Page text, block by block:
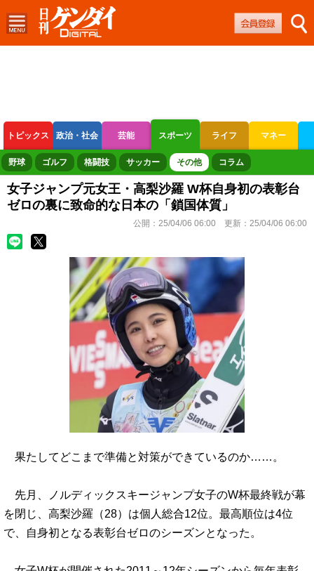
トピックス 政治・社会 芸能 スポーツ ライフ マネー
ボートレース 競輪 オートレース
野球 ゴルフ 格闘技 サッカー その他 コラム
女子ジャンプ元女王・高梨沙羅 W杯自身初の表彰台
ゼロの裏に致命的な日本の「鎖国体質」
公開： 25/04/06 06:00 更新： 25/04/06 06:00
果たしてどこまで準備と対策ができているのか……。
先月、ノルディックスキージャンプ女子のW杯最終戦が幕
を閉じ、高梨沙羅（28）は個人総合12位。最高順位は4位
で、自身初となる表彰台ゼロのシーズンとなった。